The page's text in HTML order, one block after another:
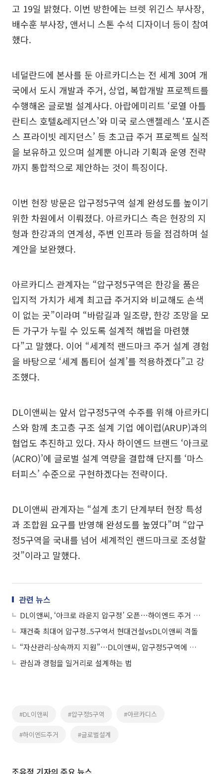
고 19일 밝혔다. 이번 방한에는 브렛 위긴스 부사장,
배수훈 부사장, 앤서니 스톤 수석 디자이너 등이 참여
했다.
네덜란드에 본사를 둔 아르카디스는 전 세계 30여 개
국에서 도시 개발과 주거, 상업, 복합개발 프로젝트를
수행해온 글로벌 설계사다. 아랍에미리트 ‘로열 아틀
란티스 호텔&레지던스’와 미국 로스앤젤레스 ‘포시즌
스 프라이빗 레지던스’ 등 초고급 주거 프로젝트 실적
을 보유하고 있으며 설계뿐 아니라 기획과 운영 전략
까지 통합적으로 제안하는 것이 특징이다.
이번 현장 방문은 압구정5구역 설계 완성도를 높이기
위한 차원에서 이뤄졌다. 아르카디스 측은 현장의 지
형과 한강과의 연계성, 주변 인프라 등을 점검하며 설
계안을 보완했다.
아르카디스 관계자는 “압구정5구역은 한강을 품은
입지적 가치가 세계 최고급 주거지와 비교해도 손색
이 없는 곳”이라며 “바람길과 일조량, 한강 조망을 모
든 가구가 누릴 수 있도록 설계적 해법을 마련했
다”고 말했다. 이어 “세계적 랜드마크 주거 설계 경험
을 바탕으로 ‘세계 톱티어 설계’를 적용하겠다”고 강
조했다.
DL이앤씨는 앞서 압구정5구역 수주를 위해 아르카디
스와 함께 초고층 구조 설계 기업 에이럽(ARUP)과의
협업도 추진하고 있다. 자사 하이엔드 브랜드 ‘아크로
(ACRO)’에 글로벌 설계 역량을 결합해 단지를 ‘마스
터피스’ 수준으로 구현하겠다는 전략이다.
DL이앤씨 관계자는 “설계 초기 단계부터 현장 특성
과 조합원 요구를 반영해 완성도를 높였다”며 “압구
정5구역을 국내를 넘어 세계적인 랜드마크로 조성할
것”이라고 말했다.
관련 뉴스
DL이앤씨, ‘아크로 라운지 압구정’ 오픈⋯하이엔드 주거 브랜드 경험 공간
재건축 최대어 압구정..5구역서 현대건설vsDL이앤씨 격돌
“자산관리·상속까지 지원”⋯DL이앤씨, 압구정5구역에 하이엔드 금융 제시
관심과 경험을 일거리로 설계하는 법
#DL이앤씨 #압구정5구역 #아르카디스
#하이엔드주거 #글로벌설계
조유정 기자의 주요 뉴스